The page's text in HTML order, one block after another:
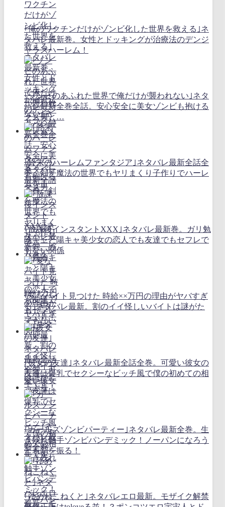
｢俺のワクチンだけがゾンビ化した世界を救える｣ネ
タバレ最新巻。女性とドッキングが治療法のデンジ
ャラスハーレム！
｢ゾンビのあふれた世界で俺だけが襲われない｣ネタ
バレ最新全巻全話。安心安全に美女ゾンビも抱ける
クズ男と…
｢終末のハーレムファンタジア｣ネタバレ最新全話全
巻。剣と魔法の世界でもヤリまくり子作りでハーレ
ムを！
｢放課後インスタントXXX｣ネタバレ最新巻。ガリ勉
陰キャと陽キャ美少女の恋人でも友達でもセフレで
もない関係
｢変なバイト見つけた 時給××万円の理由がヤバすぎ
る｣ネタバレ最新。割のイイ怪しいバイトは謎がた
っぷり！
｢彼女の友達｣ネタバレ最新全話全巻。可愛い彼女の
友達は爆乳でセクシーなビッチ風で僕の初めての相
手です
｢ガールズゾンビパーティー｣ネタバレ最新全巻。生
き残れ触手ゾンビパンデミック！ノーパンになろう
とも剣を振る！
｢ゆめねこねくと｣ネタバレエロ最新。モザイク解禁